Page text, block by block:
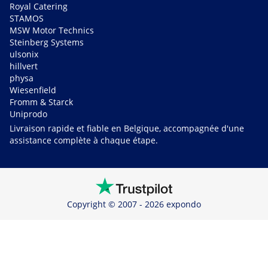
Royal Catering
STAMOS
MSW Motor Technics
Steinberg Systems
ulsonix
hillvert
physa
Wiesenfield
Fromm & Starck
Uniprodo
Livraison rapide et fiable en Belgique, accompagnée d'une
assistance complète à chaque étape.
Copyright © 2007 - 2026 expondo